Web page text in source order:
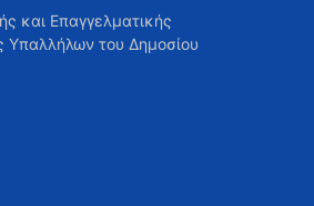
και Επαγγελματικής
Υπαλλήλων του Δημοσίου